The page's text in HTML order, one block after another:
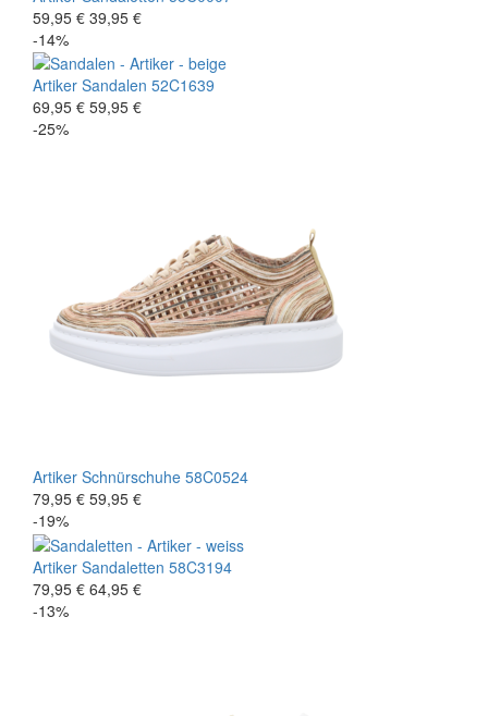
59,95 € 39,95 €
-14%
Artiker Sandalen 52C1639
69,95 € 59,95 €
-25%
Artiker Schnürschuhe 58C0524
79,95 € 59,95 €
-19%
Artiker Sandaletten 58C3194
79,95 € 64,95 €
-13%